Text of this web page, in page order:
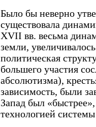
Было бы неверно
существовала
XVII вв. весьма
земли,
политическая
большего участия
абсолютизма),
зависимость, были
Запад был
технологией